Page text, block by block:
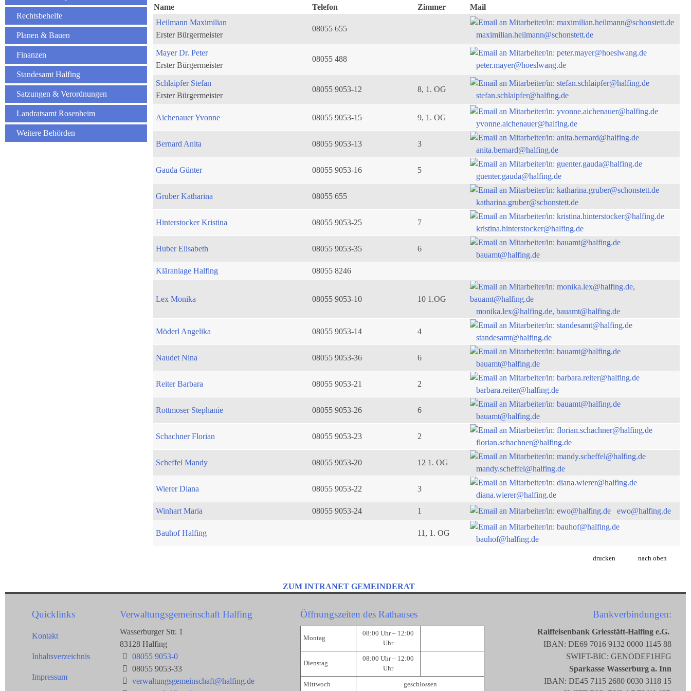
Rechtsbehelfe
Planen & Bauen
Finanzen
Standesamt Halfing
Satzungen & Verordnungen
Landratsamt Rosenheim
Weitere Behörden
Name
Telefon Zimmer
Mail
Heilmann Maximilian
Erster Bürgermeister
08055 655
maximilian.heilmann@schonstett.de
Mayer Dr. Peter
Erster Bürgermeister
08055 488
peter.mayer@hoeslwang.de
Schlaipfer Stefan
Erster Bürgermeister
08055 9053-12 8, 1. OG
stefan.schlaipfer@halfing.de
Aichenauer Yvonne 08055 9053-15 9, 1. OG
yvonne.aichenauer@halfing.de
Bernard Anita 08055 9053-13 3
anita.bernard@halfing.de
Gauda Günter 08055 9053-16 5
guenter.gauda@halfing.de
Gruber Katharina 08055 655
katharina.gruber@schonstett.de
Hinterstocker Kristina 08055 9053-25 7
kristina.hinterstocker@halfing.de
Huber Elisabeth 08055 9053-35 6
bauamt@halfing.de
Kläranlage Halfing
08055 8246
Lex Monika 08055 9053-10
10 1.OG
monika.lex@halfing.de, bauamt@halfing.de
Möderl Angelika 08055 9053-14 4
standesamt@halfing.de
Naudet Nina 08055 9053-36 6
bauamt@halfing.de
Reiter Barbara 08055 9053-21 2
barbara.reiter@halfing.de
Rottmoser Stephanie 08055 9053-26 6
bauamt@halfing.de
Schachner Florian 08055 9053-23 2
florian.schachner@halfing.de
Scheffel Mandy 08055 9053-20 12 1. OG
mandy.scheffel@halfing.de
Wierer Diana 08055 9053-22 3
diana.wierer@halfing.de
Winhart Maria
08055 9053-24 1 ewo@halfing.de
Bauhof Halfing 11, 1. OG
bauhof@halfing.de
drucken nach oben
ZUM INTRANET GEMEINDERAT
Quicklinks
Kontakt
Inhaltsverzeichnis
Impressum
Verwaltungsgemeinschaft Halfing
Wasserburger Str. 1
83128 Halfing
08055 9053-0
08055 9053-33
verwaltungsgemeinschaft@halfing.de
Öffnungszeiten des Rathauses
Montag
08:00 Uhr – 12:00
Uhr
Dienstag
08:00 Uhr – 12:00
Uhr
Mittwoch geschlossen
Bankverbindungen:
Raiffeisenbank Griesstätt-Halfing e.G.
IBAN: DE69 7016 9132 0000 1145 88
SWIFT-BIC: GENODEF1HFG
Sparkasse Wasserburg a. Inn
IBAN: DE45 7115 2680 0030 3118 15